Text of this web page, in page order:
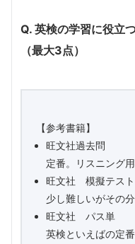
Q. 英検の学習に役立
（最大3点）
【参考書籍】
旺文社過去問
定番。リスニング
旺文社 模擬テスト
少し難しいがその
旺文社 パス単
英検といえばの定